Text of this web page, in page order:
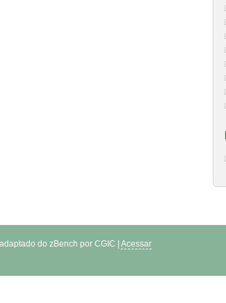
adaptado do zBench por CGIC | Acessar